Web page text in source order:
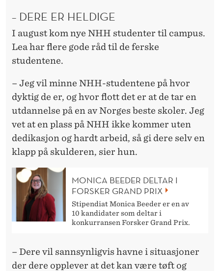
– DERE ER HELDIGE
I august kom nye NHH studenter til campus.
Lea har flere gode råd til de ferske
studentene.
– Jeg vil minne NHH-studentene på hvor
dyktig de er, og hvor flott det er at de tar en
utdannelse på en av Norges beste skoler. Jeg
vet at en plass på NHH ikke kommer uten
dedikasjon og hardt arbeid, så gi dere selv en
klapp på skulderen, sier hun.
MONICA BEEDER DELTAR I
FORSKER GRAND PRIX
Stipendiat Monica Beeder er en av
10 kandidater som deltar i
konkurransen Forsker Grand Prix.
– Dere vil sannsynligvis havne i situasjoner
der dere opplever at det kan være tøft og